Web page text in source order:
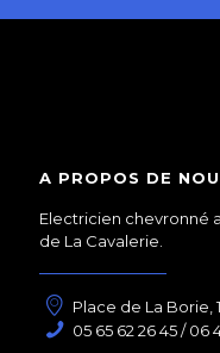
A PROPOS DE
Electricien chevronné
de La Cavalerie.
Place de La Borie,
05 65 62 26 45 / 06